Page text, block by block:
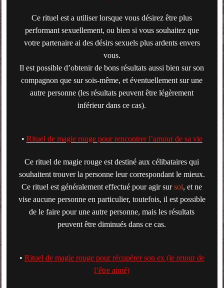
Ce rituel est a utiliser lorsque vous désirez être plus
performant sexuellement, ou bien si vous souhaitez que
votre partenaire ai des désirs sexuels plus ardents envers
vous.
Il est possible d’obtenir de bons résultats aussi bien sur son
compagnon que sur sois-même, et éventuellement sur une
autre personne (les résultats peuvent être légèrement
inférieur dans ce cas).
• Rituel de magie rouge pour rencontrer l’amour de sa vie
Ce rituel de magie rouge est destiné aux célibataires qui
souhaitent trouver la personne leur correspondant le mieux.
Ce rituel est généralement effectué pour agir sursoi, et ne
vise aucune personne en particulier, toutefois, il est possible
de le faire pour une autre personne, mais les résultats
peuvent être diminués dans ce cas.
• Rituel de magie rouge pour récupérer son ex (le retour de
l’être aimé)